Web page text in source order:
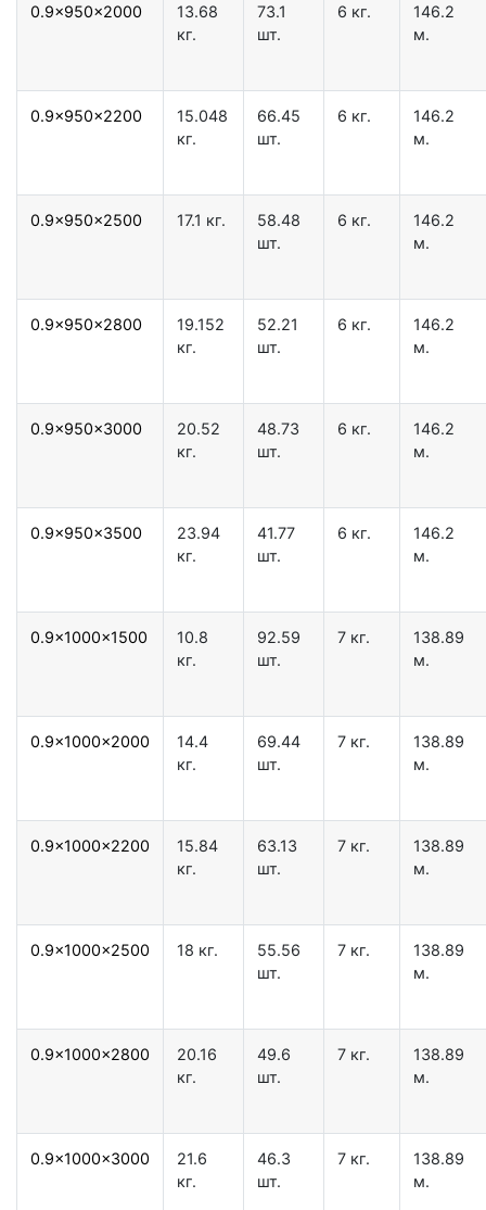
0.9x950x2000
13.68
кг.
73.1
шт.
6 кг.
146.2
м.
0.9x950x2200
15.048
кг.
66.45
шт.
6 кг.
146.2
м.
0.9x950x2500 17.1 кг.
58.48
шт.
6 кг.
146.2
м.
0.9x950x2800
19.152
кг.
52.21
шт.
6 кг.
146.2
м.
0.9x950x3000
20.52
кг.
48.73
шт.
6 кг.
146.2
м.
0.9x950x3500
23.94
кг.
41.77
шт.
6 кг.
146.2
м.
0.9x1000x1500
10.8
кг.
92.59
шт.
7 кг.
138.89
м.
0.9x1000x2000
14.4
кг.
69.44
шт.
7 кг.
138.89
м.
0.9x1000x2200
15.84
кг.
63.13
шт.
7 кг.
138.89
м.
0.9x1000x2500 18 кг.
55.56
шт.
7 кг.
138.89
м.
0.9x1000x2800
20.16
кг.
49.6
шт.
7 кг.
138.89
м.
0.9x1000x3000
21.6
кг.
46.3
шт.
7 кг.
138.89
м.